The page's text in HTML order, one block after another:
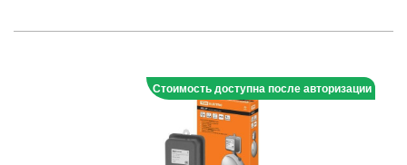
Стоимость доступна после авторизации